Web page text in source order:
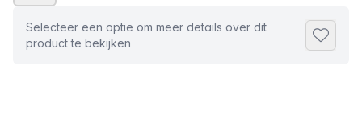
Selecteer een optie om meer details over dit
product te bekijken